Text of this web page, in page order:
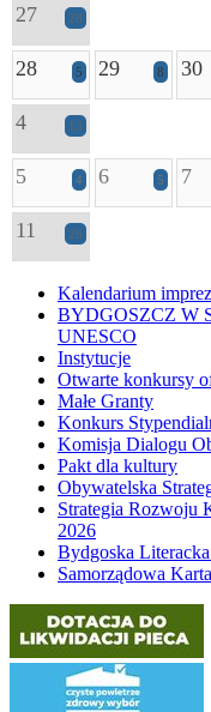
27 28
28 5 29 8 30
4 13
5 4 6 5 7
11 26
Kalendarium imprez
BYDGOSZCZ W
UNESCO
Instytucje
Otwarte konkursy
Małe Granty
Konkurs
Komisja Dialogu
Pakt dla kultury
Obywatelska
Strategia Rozwoju
2026
Bydgoska
Samorządowa